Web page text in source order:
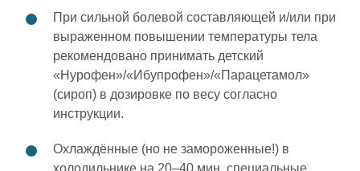
При сильной болевой составляющей и/или при
выраженном повышении температуры тела
рекомендовано принимать детский
«Нурофен»/«Ибупрофен»/«Парацетамол»
(сироп) в дозировке по весу согласно
инструкции.
Охлаждённые (но не замороженные!) в
холодильнике на 20–40 мин. специальные